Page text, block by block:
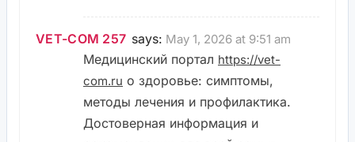
VET-COM 257 says: May 1, 2026 at 9:51 am
Медицинский портал https://vet-
com.ru о здоровье: симптомы,
методы лечения и профилактика.
Достоверная информация и